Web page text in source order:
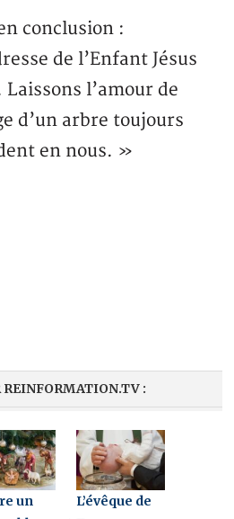
conclusion :
de l’Enfant Jésus
l’amour de
d’un arbre toujours
en nous. »
REINFORMATION.TV :
un
L’évêque de